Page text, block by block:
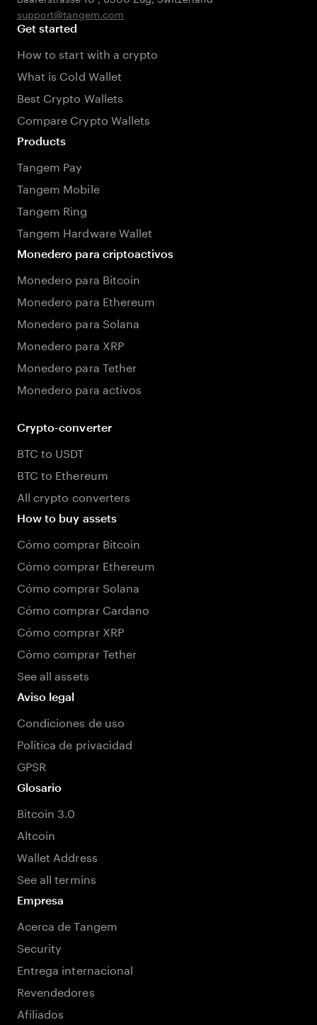
support@tangem.com
Get started
How to start with a crypto
What is Cold Wallet
Best Crypto Wallets
Compare Crypto Wallets
Products
Tangem Pay
Tangem Mobile
Tangem Ring
Tangem Hardware Wallet
Monedero para criptoactivos
Monedero para Bitcoin
Monedero para Ethereum
Monedero para Solana
Monedero para XRP
Monedero para Tether
Monedero para activos
Crypto-converter
BTC to USDT
BTC to Ethereum
All crypto converters
How to buy assets
Cómo comprar Bitcoin
Cómo comprar Ethereum
Cómo comprar Solana
Cómo comprar Cardano
Cómo comprar XRP
Cómo comprar Tether
See all assets
Aviso legal
Condiciones de uso
Política de privacidad
GPSR
Glosario
Bitcoin 3.0
Altcoin
Wallet Address
See all termins
Empresa
Acerca de Tangem
Security
Entrega internacional
Revendedores
Afiliados